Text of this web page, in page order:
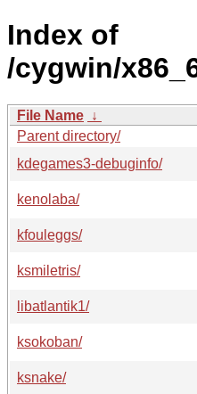
Index of
/cygwin/
File Name ↓
Parent directory/
kdegames3-debuginfo/
kenolaba/
kfouleggs/
ksmiletris/
libatlantik1/
ksokoban/
ksnake/